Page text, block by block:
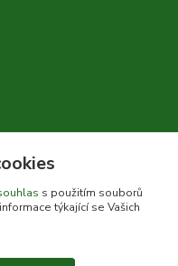
s použitím souborů
týkající se Vašich